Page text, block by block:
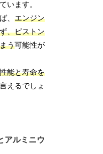
います。
、エンジン
、ピストン
う可能性が
能と寿命を
えるでしょ
アルミニウ